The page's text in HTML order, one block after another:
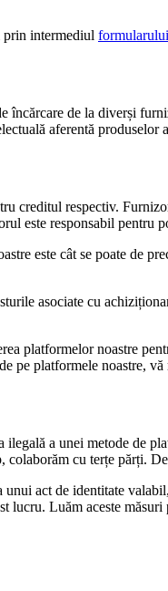
prin intermediul
încărcare de la diverși
aferentă produselor
creditul respectiv.
este responsabil pentru
este cât se poate de
asociate cu
platformelor noastre
pe platformele noastre,
a unei metode de
cu terțe părți.
act de identitate
lucru. Luăm aceste